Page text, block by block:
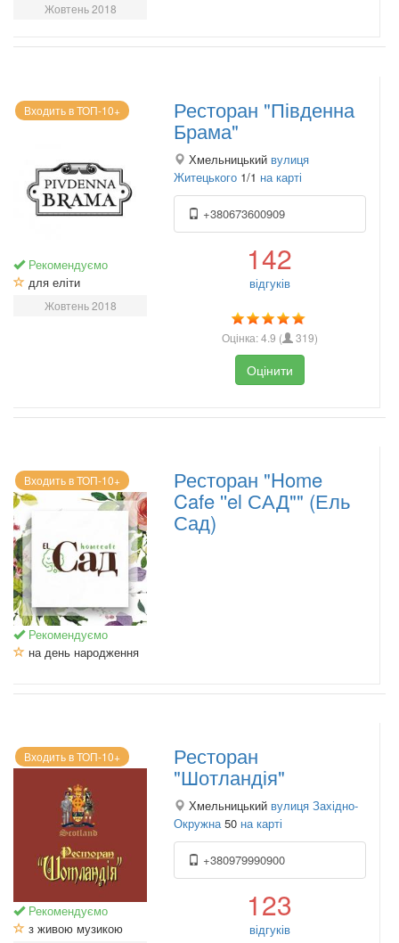
Жовтень 2018
Входить в ТОП-10+
Рекомендуємо
для еліти
Жовтень 2018
Ресторан "Південна
Брама"
Хмельницький вулиця
Житецького 1/1 на карті
+380673600909
142
відгуків
Оцінка:4.9 ( 319)
Оцінити
Входить в ТОП-10+
Рекомендуємо
на день народження
Ресторан "Home
Cafe ''el САД"" (Ель
Сад)
Входить в ТОП-10+
Рекомендуємо
з живою музикою
Ресторан
"Шотландія"
Хмельницький вулиця Західно-
Окружна50 на карті
+380979990900
123
відгуків